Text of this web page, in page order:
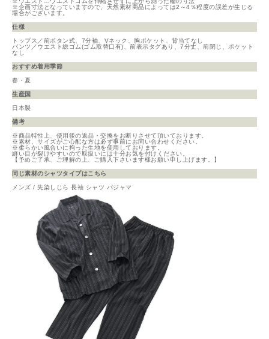
※企画寸法となっていますので、天然素材商品によっては2～4％程度の誤差が生じる
場合がございます。
仕様
トップス／前ボタン式、7分袖、Vネック、胸ポケット、背当てなし
パンツ／ウエスト総ゴム(ゴム取替口有)、前表示タグあり、7分丈、前閉じ、ポケット
なし
おすすめ着用季節
春・夏
生産国
日本製
備考
※商品特性上、使用後の返品・交換をお断りさせて頂いております。
※素材、サイズがご心配な方は必ず事前にお問い合わせください。
※柔らかい風合いに拘った生地を使用しております。
縫い目が裂けやすいので取扱いには十分お気を付けください。
【予めご了承、ご理解の上、ご購入下さいます様お願い申し上げます。】
同じ素材のシャツタイプはこちら
メンズ / 先染しじら 長袖 シャツ パジャマ